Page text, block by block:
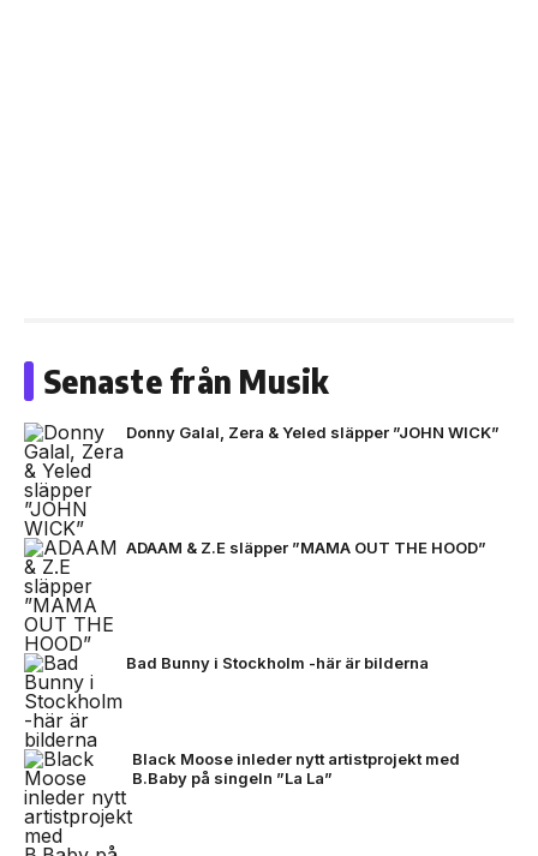
Senaste från Musik
Donny Galal, Zera & Yeled släpper ”JOHN WICK”
ADAAM & Z.E släpper ”MAMA OUT THE HOOD”
Bad Bunny i Stockholm -här är bilderna
Black Moose inleder nytt artistprojekt med
B.Baby på singeln ”La La”